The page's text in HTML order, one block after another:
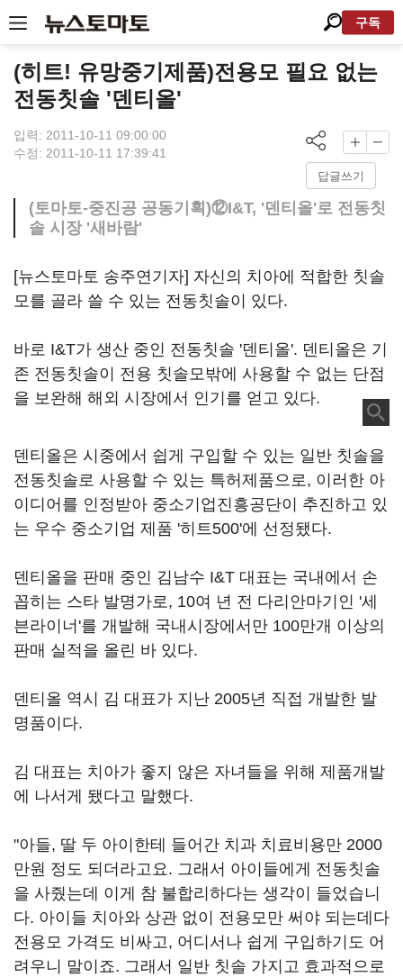
구독
(히트! 유망중기제품)전용모 필요 없는
전동칫솔 '덴티올'
입력: 2011-10-11 09:00:00
수정: 2011-10-11 17:39:41
답글쓰기
(토마토-중진공 공동기획)⑫I&T, '덴티올'로 전동칫
솔 시장 '새바람'
[뉴스토마토 송주연기자] 자신의 치아에 적합한 칫솔
모를 골라 쓸 수 있는 전동칫솔이 있다.
바로 I&T가 생산 중인 전동칫솔 '덴티올'. 덴티올은 기
존 전동칫솔이 전용 칫솔모밖에 사용할 수 없는 단점
을 보완해 해외 시장에서 인기를 얻고 있다.
덴티올은 시중에서 쉽게 구입할 수 있는 일반 칫솔을
전동칫솔로 사용할 수 있는 특허제품으로, 이러한 아
이디어를 인정받아 중소기업진흥공단이 추진하고 있
는 우수 중소기업 제품 '히트500'에 선정됐다.
덴티올을 판매 중인 김남수 I&T 대표는 국내에서 손
꼽히는 스타 발명가로, 10여 년 전 다리안마기인 '세
븐라이너'를 개발해 국내시장에서만 100만개 이상의
판매 실적을 올린 바 있다.
덴티올 역시 김 대표가 지난 2005년 직접 개발한 발
명품이다.
김 대표는 치아가 좋지 않은 자녀들을 위해 제품개발
에 나서게 됐다고 말했다.
"아들, 딸 두 아이한테 들어간 치과 치료비용만 2000
만원 정도 되더라고요. 그래서 아이들에게 전동칫솔
을 사줬는데 이게 참 불합리하다는 생각이 들었습니
다. 아이들 치아와 상관 없이 전용모만 써야 되는데다
전용모 가격도 비싸고, 어디서나 쉽게 구입하기도 어
려우니 말이죠. 그래서 일반 칫솔 가지고 효과적으로